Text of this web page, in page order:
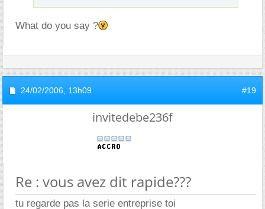
What do you say ?
24/02/2006, 13h09 #19
invitedebe236f
Re : vous avez dit rapide???
tu regarde pas la serie entreprise toi